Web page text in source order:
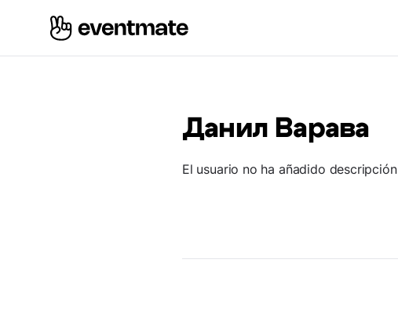
Данил Варава
El usuario no ha añadido descripción